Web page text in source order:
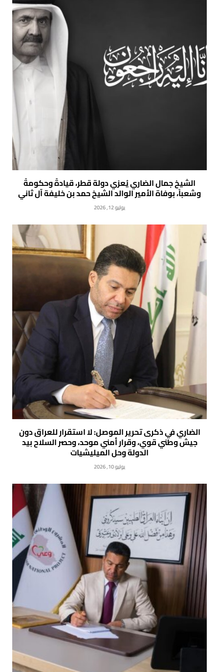
الشيخ جمال الضاري يُعزي دولة قطر، قيادةً وحكومةً
وشعباً، بوفاة الأمير الوالد الشيخ حمد بن خليفة آل ثاني
يوليو 12, 2026
الضاري في ذكرى تحرير الموصل: لا استقرار للعراق دون
جيش وطني قوي، وقرار أمني موحد، وحصر السلاح بيد
الدولة وحل الميليشيات
يوليو 10, 2026